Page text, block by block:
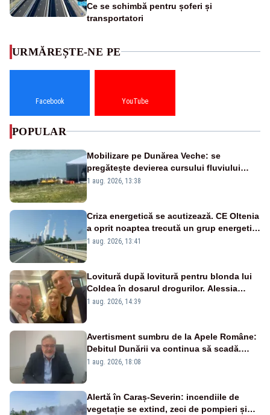
Ce se schimbă pentru șoferi și
transportatori
URMĂREȘTE-NE PE
Facebook YouTube
POPULAR
Mobilizare pe Dunărea Veche: se
pregătește devierea cursului fluviului
către Cernavodă – VIDEO
1 aug. 2026, 13:38
Criza energetică se acutizează. CE Oltenia
a oprit noaptea trecută un grup energetic
de la Rovinari
1 aug. 2026, 13:41
Lovitură după lovitură pentru blonda lui
Coldea în dosarul drogurilor. Alessia
Păcuraru explică decizia magistraților
1 aug. 2026, 14:39
Avertisment sumbru de la Apele Române:
Debitul Dunării va continua să scadă.
Cernavodă s-ar putea închide în 4 zile
1 aug. 2026, 18:08
Alertă în Caraș-Severin: incendiile de
vegetație se extind, zeci de pompieri și